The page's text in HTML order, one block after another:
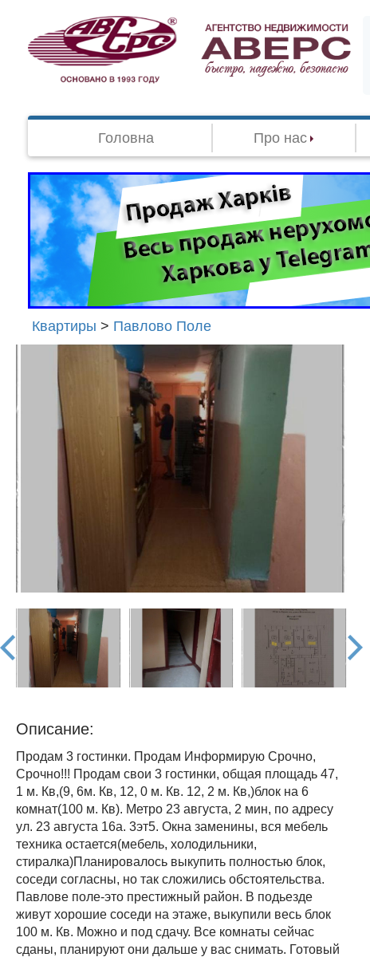
Головна Про нас
Квартиры > Павлово Поле
Агенство
недвижимости
"Аверс"
prev
next
Описание:
Продам 3 гостинки. Продам Информирую Срочно,
Срочно!!! Продам свои 3 гостинки, общая площадь 47,
1 м. Кв,(9, 6м. Кв, 12, 0 м. Кв. 12, 2 м. Кв,)блок на 6
комнат(100 м. Кв). Метро 23 августа, 2 мин, по адресу
ул. 23 августа 16а. 3эт5. Окна заменины, вся мебель
техника остается(мебель, холодильники,
стиралка)Планировалось выкупить полностью блок,
соседи согласны, но так сложились обстоятельства.
Павлове поле-это престижный район. В подьезде
живут хорошие соседи на этаже, выкупили весь блок
100 м. Кв. Можно и под сдачу. Все комнаты сейчас
сданы, планируют они дальше у вас снимать. Готовый